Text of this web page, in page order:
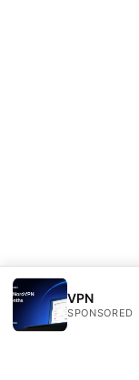
VPN
SPONSORED